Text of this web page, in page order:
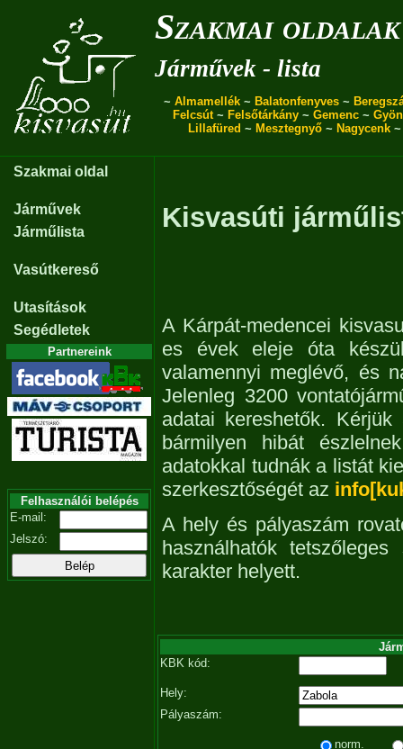
Szakmai oldalak
Járművek - lista
~ Almamellék ~ Balatonfenyves ~
Felcsút~ Felsőtárkány ~ Gemenc ~
Lillafüred ~ Mesztegnyő~ Nagycenk
Szakmai oldal
Járművek
Járműlista
Vasútkereső
Utasítások
Segédletek
Partnereink
Felhasználói belépés
E-mail:
Jelszó:
Kisvasúti
A Kárpát-medencei
es évek eleje óta
valamennyi meglévő, és
Jelenleg 3200
adatai kereshetők.
bármilyen hibát
adatokkal tudnák a listát
szerkesztőségét az
A hely és pályaszám
használhatók
karakter helyett.
KBK kód:
Hely:
Pályaszám:
norm.